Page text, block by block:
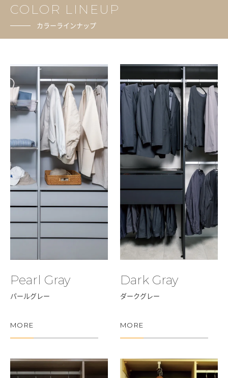
COLOR LINEUP
カラーラインナップ
Pearl Gray
パールグレー
MORE
Dark Gray
ダークグレー
MORE